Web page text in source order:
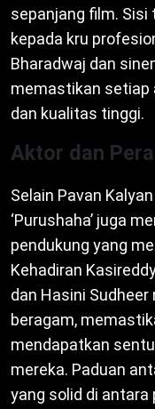
sepanjang film.
kepada kru
Bharadwaj dan
memastikan setiap
dan kualitas tinggi.
Aktor dan
Selain Pavan
‘Purushaha’ juga
pendukung yang
Kehadiran
dan Hasini
beragam,
mendapatkan
mereka. Paduan
yang solid di antara